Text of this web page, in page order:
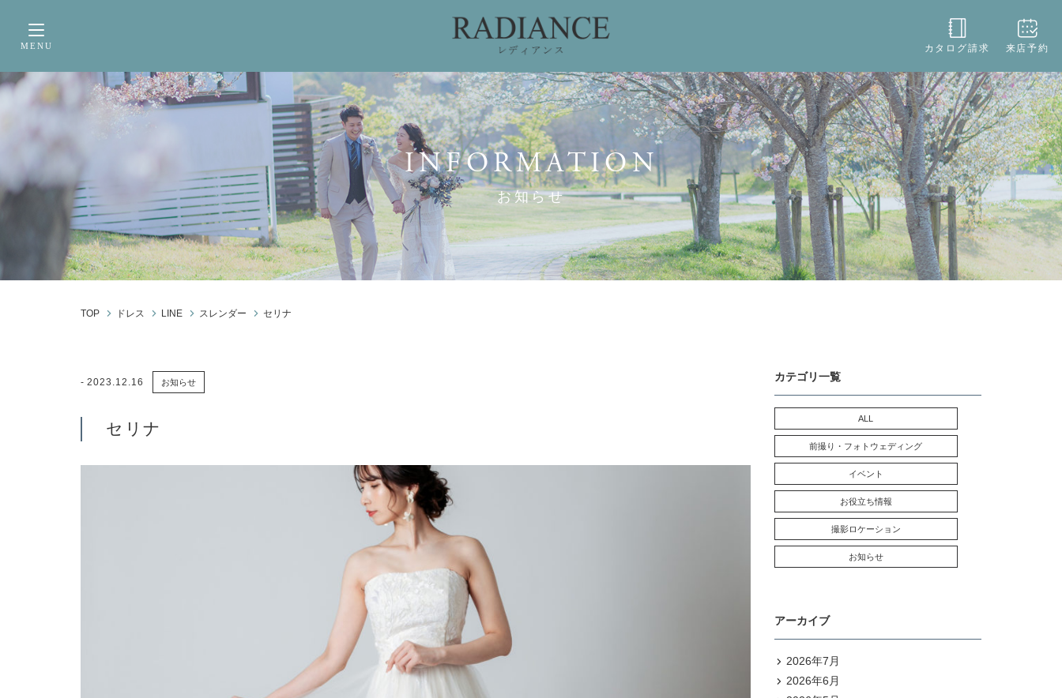
MENU カタログ請求 来店予約
お問い合わせ
INFORMATION
お知らせ
TOP ドレス LINE スレンダー セリナ
2023.12.16 お知らせ
セリナ
カテゴリ一覧
ALL
前撮り・フォトウェディング
イベント
お役立ち情報
撮影ロケーション
お知らせ
アーカイブ
2026年7月
2026年6月